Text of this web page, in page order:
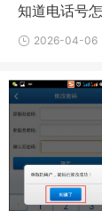
知道电话号
2026-04-06